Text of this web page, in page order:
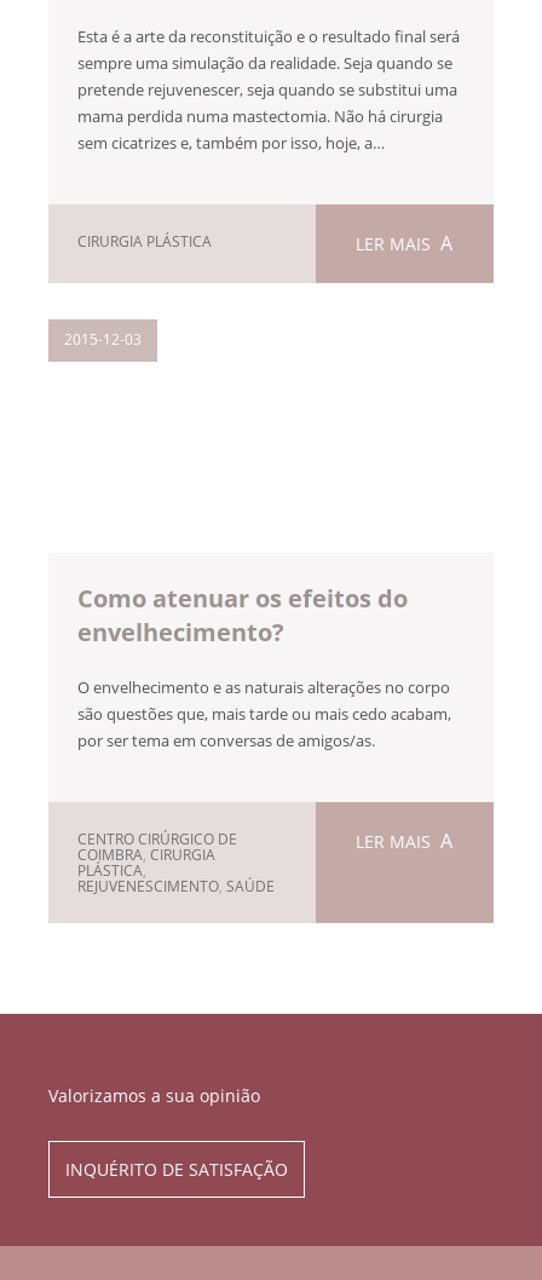
Esta é a arte da reconstituição e o resultado final será
sempre uma simulação da realidade. Seja quando se
pretende rejuvenescer, seja quando se substitui uma
mama perdida numa mastectomia. Não há cirurgia
sem cicatrizes e, também por isso, hoje, a…
CIRURGIA PLÁSTICA LER MAIS
2015-12-03
Como atenuar os efeitos do
envelhecimento?
O envelhecimento e as naturais alterações no corpo
são questões que, mais tarde ou mais cedo acabam,
por ser tema em conversas de amigos/as.
CENTRO CIRÚRGICO DE
COIMBRA, CIRURGIA
PLÁSTICA,
REJUVENESCIMENTO, SAÚDE
LER MAIS
Valorizamos a sua opinião
INQUÉRITO DE SATISFAÇÃO